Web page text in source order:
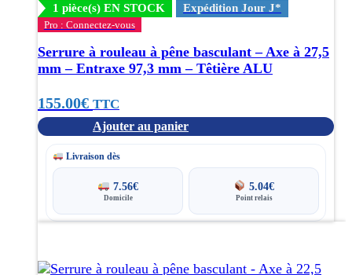
1 pièce(s) EN STOCK Expédition Jour J*
Pro : Connectez-vous
Serrure à rouleau à pêne basculant – Axe à 27,5
mm – Entraxe 97,3 mm – Têtière ALU
155.00€ TTC
Ajouter au panier
Livraison dès
7.56€
Domicile
5.04€
Point relais